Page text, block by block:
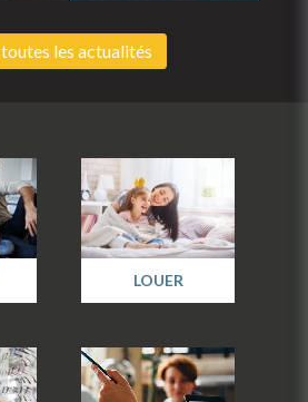
les actualités
LOUER